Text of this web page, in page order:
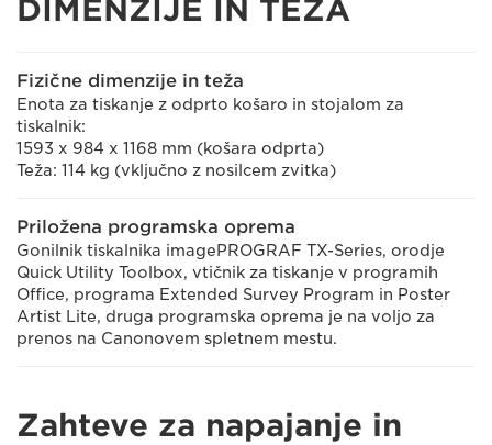
DIMENZIJE IN TEŽA
Fizične dimenzije in teža
Enota za tiskanje z odprto košaro in stojalom za
tiskalnik:
1593 x 984 x 1168 mm (košara odprta)
Teža: 114 kg (vključno z nosilcem zvitka)
Priložena programska oprema
Gonilnik tiskalnika imagePROGRAF TX-Series, orodje
Quick Utility Toolbox, vtičnik za tiskanje v programih
Office, programa Extended Survey Program in Poster
Artist Lite, druga programska oprema je na voljo za
prenos na Canonovem spletnem mestu.
Zahteve za napajanje in